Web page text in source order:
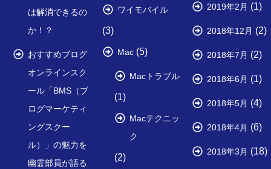
は解消できるの
か！？
おすすめブログ
オンラインスク
ール「BMS（ブ
ログマーケティ
ングスクー
ル）」の魅力を
幽霊部員が語る
ワイモバイル
(3)
Mac(5)
Macトラブル
(1)
Macテクニッ
ク
(2)
2019年2月 (1)
2018年12月 (2)
2018年7月 (2)
2018年6月 (1)
2018年5月 (4)
2018年4月 (6)
2018年3月 (18)